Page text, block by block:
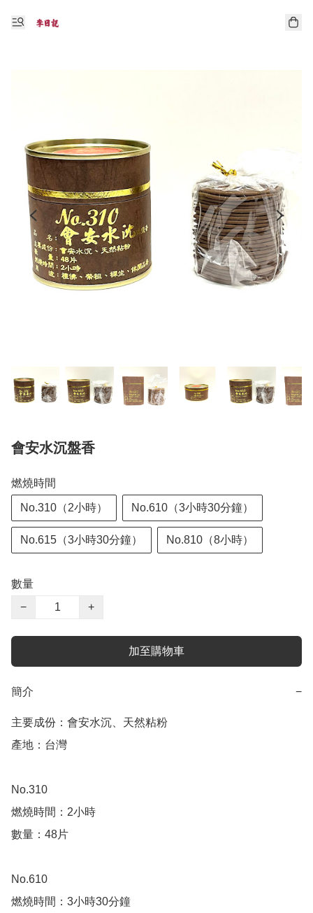
會安水沉盤香
燃燒時間
No.310（2小時） No.610（3小時30分鐘）
No.615（3小時30分鐘） No.810（8小時）
數量
−
+
加至購物車
簡介 −
主要成份：會安水沉、天然粘粉
產地：台灣
No.310
燃燒時間：2小時
數量：48片
No.610
燃燒時間：3小時30分鐘